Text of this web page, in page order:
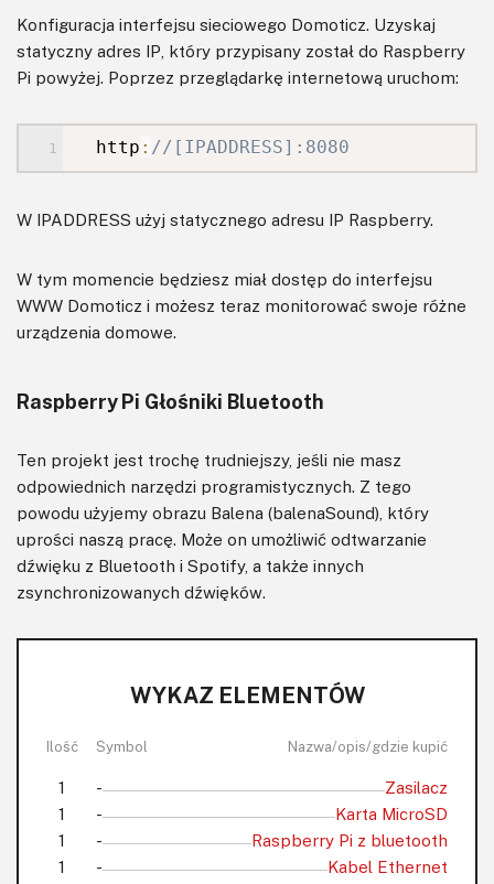
Konfiguracja interfejsu sieciowego Domoticz. Uzyskaj
statyczny adres IP, który przypisany został do Raspberry
Pi powyżej. Poprzez przeglądarkę internetową uruchom:
http : //[IPADDRESS]:8080
W IPADDRESS użyj statycznego adresu IP Raspberry.
W tym momencie będziesz miał dostęp do interfejsu
WWW Domoticz i możesz teraz monitorować swoje różne
urządzenia domowe.
Raspberry Pi Głośniki Bluetooth
Ten projekt jest trochę trudniejszy, jeśli nie masz
odpowiednich narzędzi programistycznych. Z tego
powodu użyjemy obrazu Balena (balenaSound), który
uprości naszą pracę. Może on umożliwić odtwarzanie
dźwięku z Bluetooth i Spotify, a także innych
zsynchronizowanych dźwięków.
WYKAZ ELEMENTÓW
Ilość Symbol Nazwa/opis/gdzie kupić
1 -
Zasilacz
1
-
Karta MicroSD
1
-
Raspberry Pi z bluetooth
1
- Kabel Ethernet